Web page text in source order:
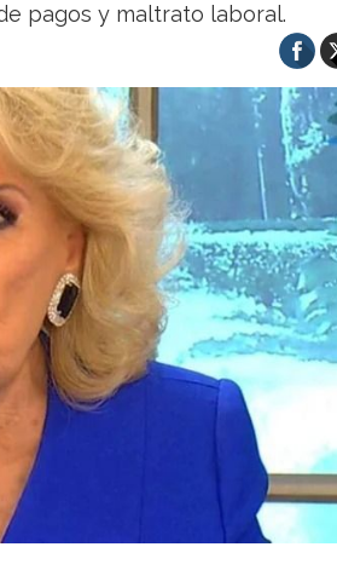
pagos y maltrato laboral.